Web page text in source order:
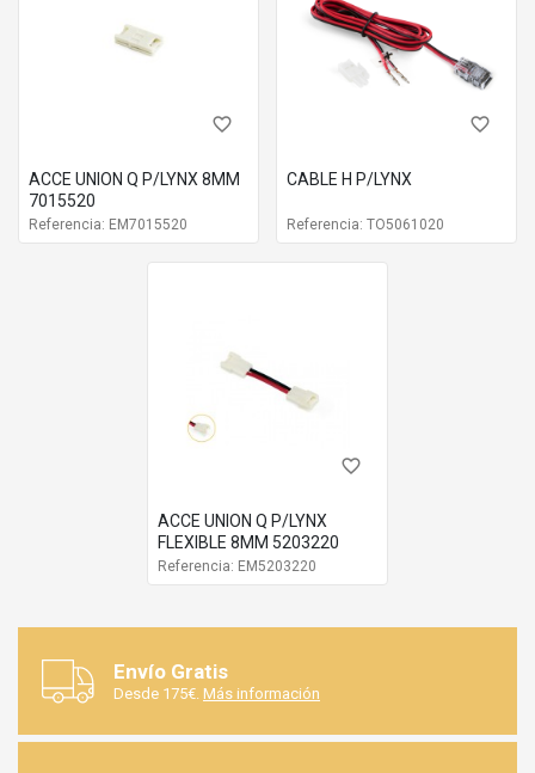
favorite_border
ACCE UNION Q P/LYNX 8MM
7015520
Referencia: EM7015520
favorite_border
CABLE H P/LYNX
Referencia: TO5061020
favorite_border
ACCE UNION Q P/LYNX
FLEXIBLE 8MM 5203220
Referencia: EM5203220
Envío Gratis
Desde 175€. Más información